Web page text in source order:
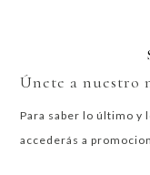
Únete a nuestro
Para saber lo último y
accederás a